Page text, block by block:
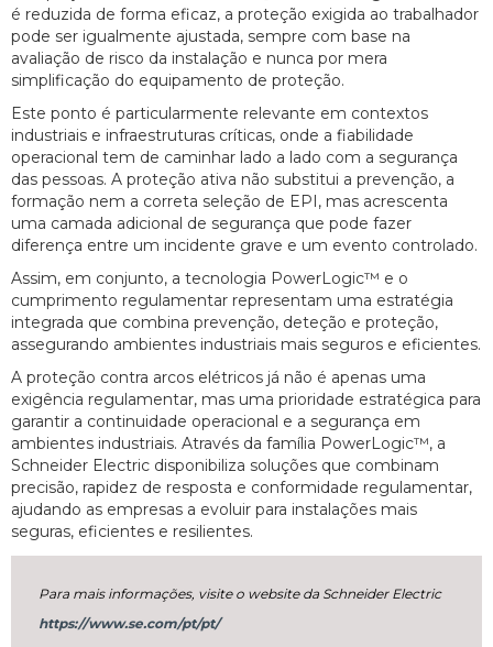
é reduzida de forma eficaz, a proteção exigida ao trabalhador
pode ser igualmente ajustada, sempre com base na
avaliação de risco da instalação e nunca por mera
simplificação do equipamento de proteção.
Este ponto é particularmente relevante em contextos
industriais e infraestruturas críticas, onde a fiabilidade
operacional tem de caminhar lado a lado com a segurança
das pessoas. A proteção ativa não substitui a prevenção, a
formação nem a correta seleção de EPI, mas acrescenta
uma camada adicional de segurança que pode fazer
diferença entre um incidente grave e um evento controlado.
Assim, em conjunto, a tecnologia PowerLogic™ e o
cumprimento regulamentar representam uma estratégia
integrada que combina prevenção, deteção e proteção,
assegurando ambientes industriais mais seguros e eficientes.
A proteção contra arcos elétricos já não é apenas uma
exigência regulamentar, mas uma prioridade estratégica para
garantir a continuidade operacional e a segurança em
ambientes industriais. Através da família PowerLogic™, a
Schneider Electric disponibiliza soluções que combinam
precisão, rapidez de resposta e conformidade regulamentar,
ajudando as empresas a evoluir para instalações mais
seguras, eficientes e resilientes.
Para mais informações, visite o website da Schneider Electric
https://www.se.com/pt/pt/